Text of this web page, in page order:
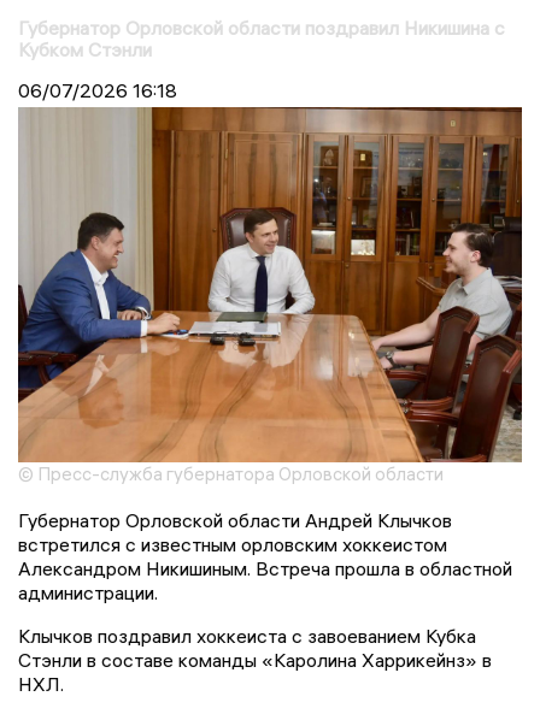
Губернатор Орловской области поздравил Никишина с
Кубком Стэнли
06/07/2026 16:18
© Пресс-служба губернатора Орловской области
Губернатор Орловской области Андрей Клычков
встретился с известным орловским хоккеистом
Александром Никишиным. Встреча прошла в областной
администрации.
Клычков поздравил хоккеиста с завоеванием Кубка
Стэнли в составе команды «Каролина Харрикейнз» в
НХЛ.